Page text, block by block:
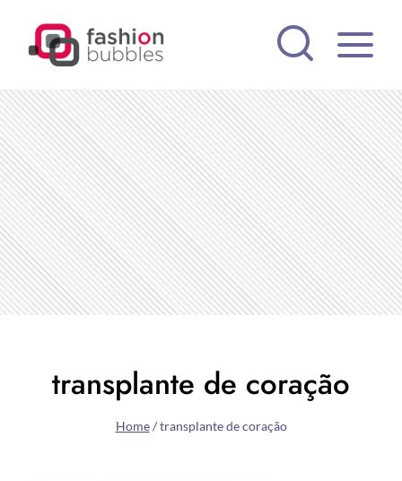
transplante de coração
Home / transplante de coração